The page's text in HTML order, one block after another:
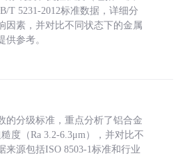
T 5231-2012标准数据，详细分
因素，并对比不同状态下的金属
供参考。
的分级标准，重点分析了铝合金
度（Ra 3.2-6.3μm），并对比不
来源包括ISO 8503-1标准和行业